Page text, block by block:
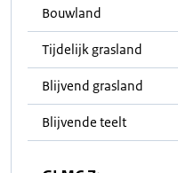
Bouwland
Tijdelijk grasland
Blijvend grasland
Blijvende teelt